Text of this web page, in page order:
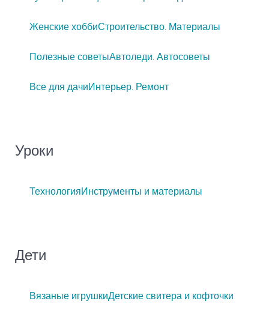
Женские хоббиСтроительство. Материалы
Полезные советыАвтоледи. Автосоветы
Все для дачиИнтерьер. Ремонт
Уроки
ТехнологияИнструменты и материалы
Дети
Вязаные игрушкиДетские свитера и кофточки